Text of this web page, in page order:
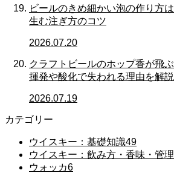
ビールのきめ細かい泡の作り方
生む注ぎ方のコツ
2026.07.20
クラフトビールのホップ香が飛
揮発や酸化で失われる理由を解説
2026.07.19
カテゴリー
ウイスキー：基礎知識49
ウイスキー：飲み方・香味・管理
ウォッカ6